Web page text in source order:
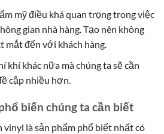
mỹ điều khá quan trọng trong việc
gian nhà hàng. Tạo nên không
mắt đến với khách hàng.
khí khác nữa mà chúng ta sẽ cần
cập nhiều hơn.
biến chúng ta cần biết
vinyl là sản phẩm phổ biết nhất có